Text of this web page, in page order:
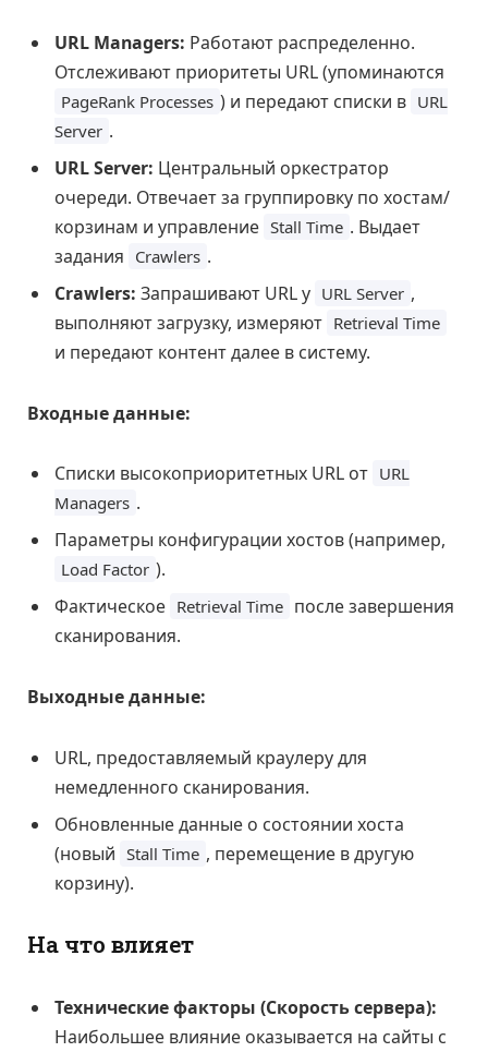
URL Managers: Работают распределенно.
Отслеживают приоритеты URL (упоминаются
PageRank Processes ) и передают списки в URL
Server .
URL Server: Центральный оркестратор
очереди. Отвечает за группировку по хостам/
корзинам и управление Stall Time . Выдает
задания Crawlers .
Crawlers: Запрашивают URL у URL Server ,
выполняют загрузку, измеряют Retrieval Time
и передают контент далее в систему.
Входные данные:
Списки высокоприоритетных URL от URL
Managers .
Параметры конфигурации хостов (например,
Load Factor ).
Фактическое Retrieval Time после завершения
сканирования.
Выходные данные:
URL, предоставляемый краулеру для
немедленного сканирования.
Обновленные данные о состоянии хоста
(новый Stall Time , перемещение в другую
корзину).
На что влияет
Технические факторы (Скорость сервера):
Наибольшее влияние оказывается на сайты с